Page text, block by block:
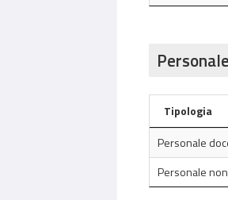
Tipologia
Personale
Personale